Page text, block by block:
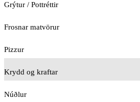
Grýtur / Pottréttir
Frosnar matvörur
Pizzur
Krydd og kraftar
Núðlur